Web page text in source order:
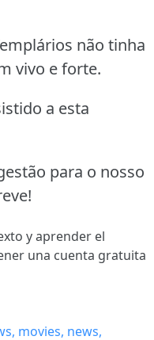
não tinha
vivo e forte.
a esta
para o nosso
y aprender el
una cuenta gratuita